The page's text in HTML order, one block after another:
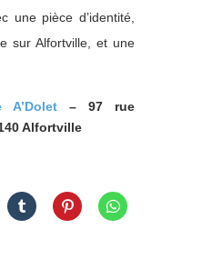
une pièce d’identité,
sur Alfortville, et une
A’Dolet – 97 rue
Alfortville